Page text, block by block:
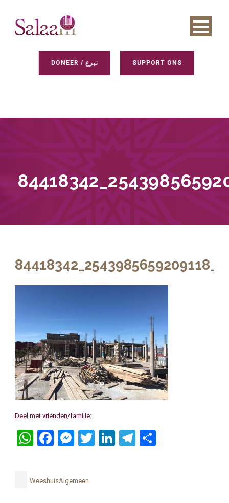
DONEER / تبرع SUPPORT ONS
Deel met vrienden/familie:
WhatsApp
Facebook
Messenger
Twitter
LinkedIn
Telegram
WeeshuisAlgemeen